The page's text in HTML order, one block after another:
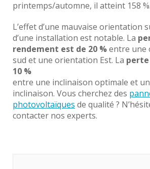
printemps/automne, il atteint 158 %.
L’effet d’une mauvaise orientation
d’une installation est notable. La
rendement est de 20 %entre une
sud et une orientation Est. La perte
10 %
entre une inclinaison optimale et
inclinaison. Vous cherchez des
photovoltaïques de qualité ?
contacter nos experts.